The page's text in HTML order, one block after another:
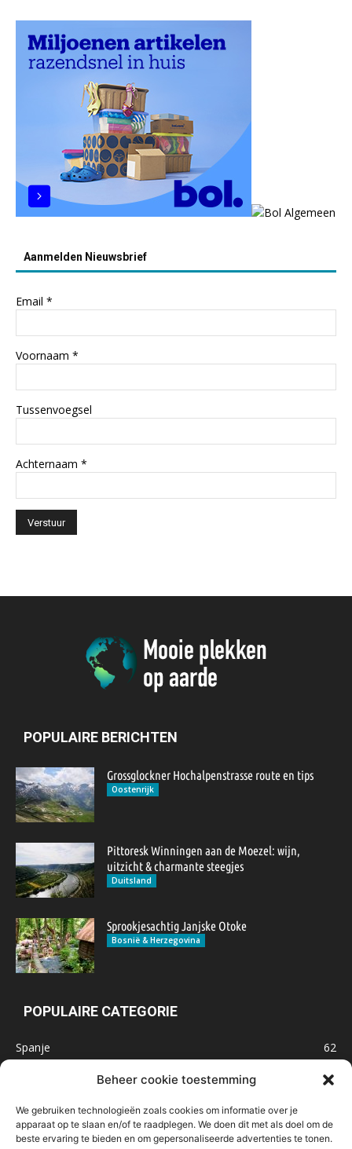
Beheer cookie toestemming
We gebruiken technologieën zoals cookies om informatie over je
apparaat op te slaan en/of te raadplegen. We doen dit met als doel om de
beste ervaring te bieden en om gepersonaliseerde advertenties te tonen.
Aanmelden Nieuwsbrief
Email *
Voornaam *
Tussenvoegsel
Achternaam *
POPULAIRE BERICHTEN
Grossglockner Hochalpenstrasse route en tips
Oostenrijk
Pittoresk Winningen aan de Moezel: wijn,
uitzicht & charmante steegjes
Duitsland
Sprookjesachtig Janjske Otoke
Bosnië & Herzegovina
POPULAIRE CATEGORIE
Spanje
62
47
Marokko
32
IJsland
32